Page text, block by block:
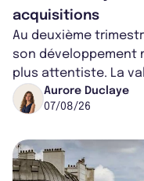
acquisitions
Au deuxième
son développement
plus attentiste. La
progresse de 3,8% à
Aurore Duclaye
07/08/26